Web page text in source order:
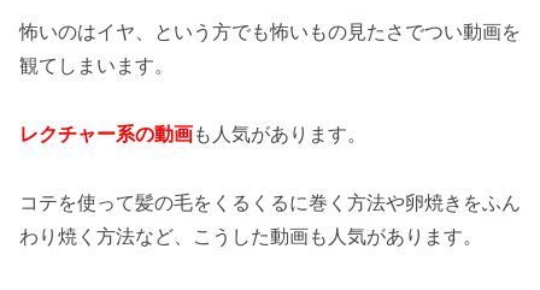
怖いのはイヤ、という方でも怖いもの見たさでつい動画を
観てしまいます。
レクチャー系の動画も人気があります。
コテを使って髪の毛をくるくるに巻く方法や卵焼きをふん
わり焼く方法など、こうした動画も人気があります。